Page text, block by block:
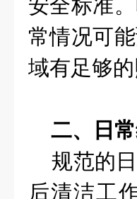
安全标准
常情况可
域有足够的
二、日常
规范的日
后清洁工